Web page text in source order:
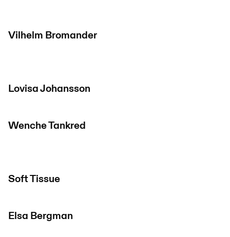
Vilhelm Bromander
Lovisa Johansson
Wenche Tankred
Soft Tissue
Elsa Bergman